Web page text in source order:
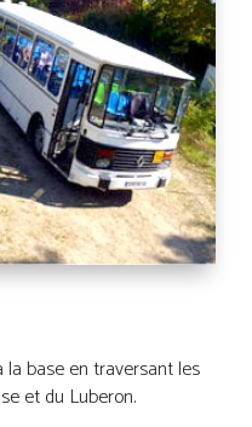
la base en traversant les
et du Luberon.